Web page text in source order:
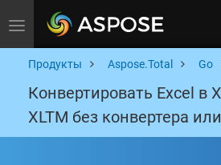
Toggle navigation
Продукты Aspose.Total Go
Конвертировать Excel в
XLTM без конвертера